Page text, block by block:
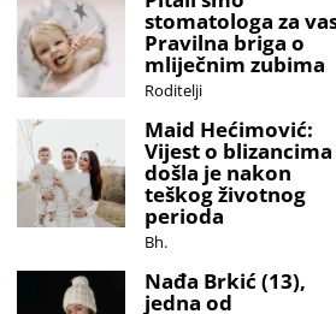
© 2020 -
Sva prava zadržana. Zabranjeno
Developed by Amar
IZAŠAO JE NOVI MAGAZIN!
stomatologa za
Pravilna briga o
mliječnim zubima
Roditelji
Maid Hećimović:
Vijest o blizancima
došla je nakon
teškog životnog
perioda
Bh.
Nađa Brkić (13),
jedna od